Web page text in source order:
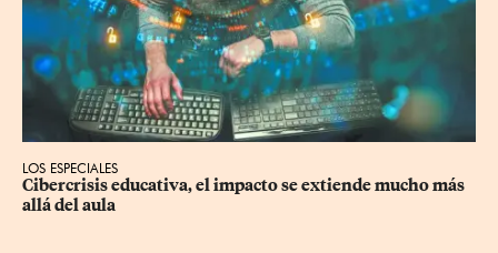
LOS ESPECIALES
Cibercrisis educativa, el impacto se extiende mucho más
allá del aula